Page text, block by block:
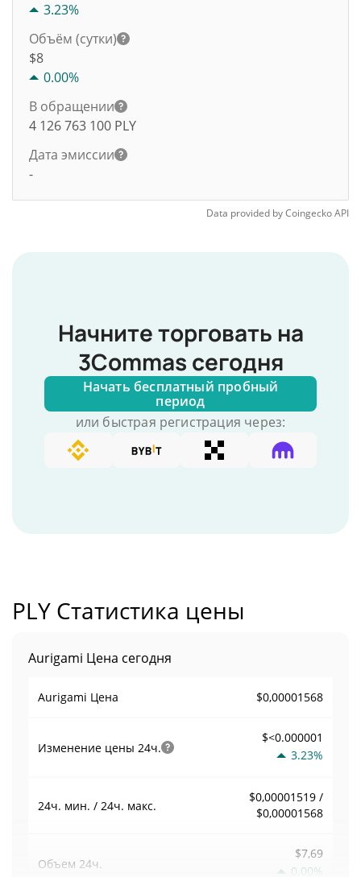
3.23%
Объём (сутки)
$8
0.00%
В обращении
4 126 763 100 PLY
Дата эмиссии
-
Data provided byCoingeckoAPI
Начните торговать на
3Commas сегодня
Начать бесплатный пробный
период
или быстрая регистрация через:
PLY Статистика цены
Aurigami Цена сегодня
Aurigami Цена $0,00001568
Изменение цены 24ч.
$<0.000001
3.23%
24ч. мин. / 24ч. макс.
$0,00001519 /
$0,00001568
Объем 24ч.
$7,69
0.00%